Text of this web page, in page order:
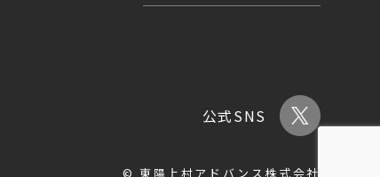
公式SNS
© 東陽上村アドバンス株式会社